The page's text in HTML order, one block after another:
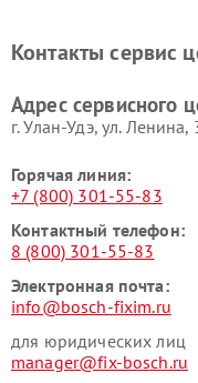
Ремонт сушильных
Контакты сервис
Адрес сервисного
г. Улан-Удэ, ул. Ленина,
Горячая линия:
+7 (800) 301-55-83
Контактный телефон:
8 (800) 301-55-83
Электронная почта:
info@bosch-fixim.ru
для юридических лиц
manager@fix-bosch.ru